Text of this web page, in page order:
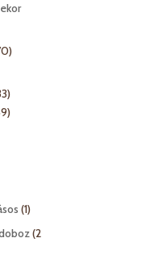
170
133
termék
69
11
termék
2